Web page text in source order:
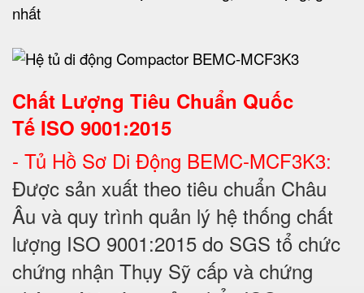
Chất Lượng Tiêu Chuẩn Quốc
Tế ISO 9001:2015
- Tủ Hồ Sơ Di Động BEMC-MCF3K3:
Được sản xuất theo tiêu chuẩn Châu
Âu và quy trình quản lý hệ thống chất
lượng ISO 9001:2015 do SGS tổ chức
chứng nhận Thụy Sỹ cấp và chứng